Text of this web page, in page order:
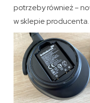
potrzeby również –
w sklepie producenta.